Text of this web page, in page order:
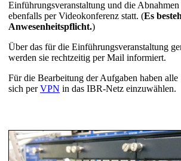
Einführungsveranstaltung und die
ebenfalls per Videokonferenz statt. (Es
Anwesenheitspflicht.)
Über das für die Einführungsveranstaltung
werden sie rechtzeitig per Mail informiert.
Für die Bearbeitung der Aufgaben haben
sich perVPN in das IBR-Netz einzuwählen.